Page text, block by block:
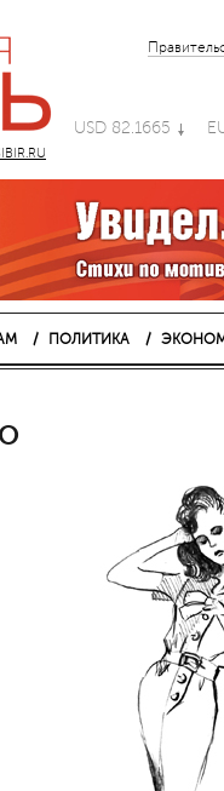
USD 82.1665
ПОЛИТИКА